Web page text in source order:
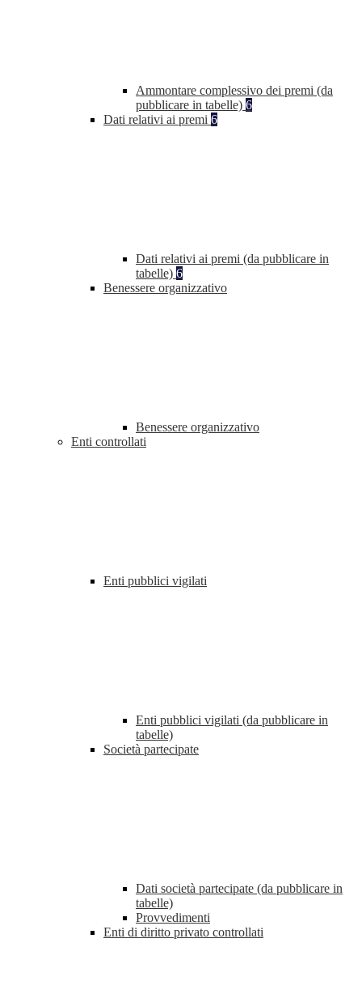
Ammontare complessivo dei premi (da
pubblicare in tabelle) 6
Dati relativi ai premi 6
Dati relativi ai premi (da pubblicare in
tabelle) 6
Benessere organizzativo
Benessere organizzativo
Enti controllati
Enti pubblici vigilati
Enti pubblici vigilati (da pubblicare in
tabelle)
Società partecipate
Dati società partecipate (da pubblicare in
tabelle)
Provvedimenti
Enti di diritto privato controllati